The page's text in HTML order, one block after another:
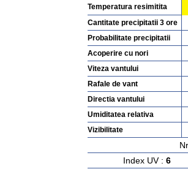
Temperatura resimitita
Cantitate precipitatii 3 ore
Probabilitate precipitatii
Acoperire cu nori
Viteza vantului
Rafale de vant
Directia vantului
Umiditatea relativa
Vizibilitate
Index UV : 6